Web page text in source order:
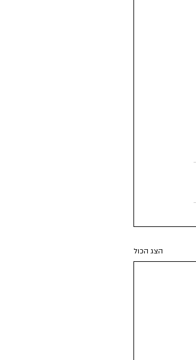
הצג הכול